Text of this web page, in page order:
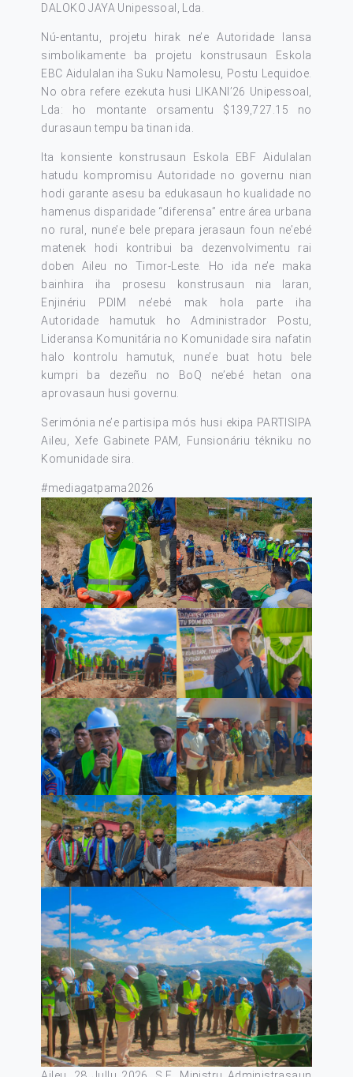
DALOKO JAYA Unipessoal, Lda.
Nú-entantu, projetu hirak ne’e Autoridade lansa
simbolikamente ba projetu konstrusaun Eskola
EBC Aidulalan iha Suku Namolesu, Postu Lequidoe.
No obra refere ezekuta husi LIKANI’26 Unipessoal,
Lda: ho montante orsamentu $139,727.15 no
durasaun tempu ba tinan ida.
Ita konsiente konstrusaun Eskola EBF Aidulalan
hatudu kompromisu Autoridade no governu nian
hodi garante asesu ba edukasaun ho kualidade no
hamenus disparidade “diferensa” entre área urbana
no rural, nune’e bele prepara jerasaun foun ne’ebé
matenek hodi kontribui ba dezenvolvimentu rai
doben Aileu no Timor-Leste. Ho ida ne’e maka
bainhira iha prosesu konstrusaun nia laran,
Enjinériu PDIM ne’ebé mak hola parte iha
Autoridade hamutuk ho Administrador Postu,
Lideransa Komunitária no Komunidade sira nafatin
halo kontrolu hamutuk, nune’e buat hotu bele
kumpri ba dezeñu no BoQ ne’ebé hetan ona
aprovasaun husi governu.
Serimónia ne’e partisipa mós husi ekipa PARTISIPA
Aileu, Xefe Gabinete PAM, Funsionáriu tékniku no
Komunidade sira.
#mediagatpama2026